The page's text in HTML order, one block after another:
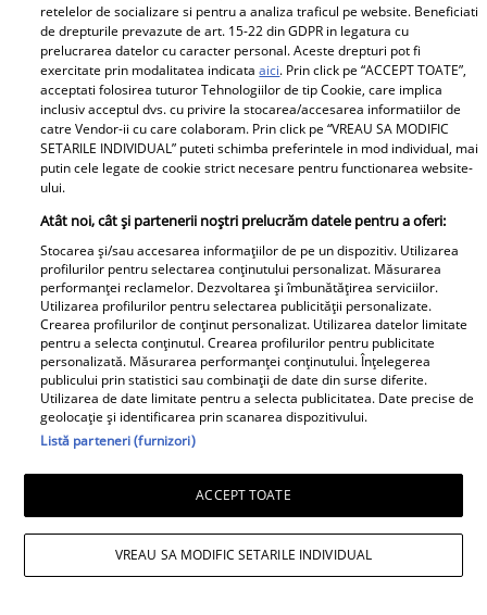
Cele cinci băuturi care
pot ajuta la menținerea
glicemiei sub control pe
timpul nopții. Ce
recomandă specialiștii
Anunț important pentru
absolvenții de
Medicină. Se schimbă
regulile examenului de
2026
Câte ore trebuie să
dormi în funcție de
vârstă. Recomandările
specialiștilor pentru un
somn sănătos
Prințul Philip și alte
vedete care au murit
chiar înainte de a
împlini 100 de ani. Ce
asociate cu longevitatea
TV Mania
retelelor de socializare si pentru a analiza traficul pe website. Beneficiati
de drepturile prevazute de art. 15-22 din GDPR in legatura cu
prelucrarea datelor cu caracter personal. Aceste drepturi pot fi
exercitate prin modalitatea indicataaici. Prin click pe “ACCEPT TOATE”,
acceptati folosirea tuturor Tehnologiilor de tip Cookie, care implica
inclusiv acceptul dvs. cu privire la stocarea/accesarea informatiilor de
catre Vendor-ii cu care colaboram. Prin click pe “VREAU SA MODIFIC
SETARILE INDIVIDUAL” puteti schimba preferintele in mod individual, mai
putin cele legate de cookie strict necesare pentru functionarea website-
ului.
Atât noi, cât și partenerii noștri prelucrăm datele pentru a oferi:
Stocarea și/sau accesarea informațiilor de pe un dispozitiv. Utilizarea
profilurilor pentru selectarea conținutului personalizat. Măsurarea
performanței reclamelor. Dezvoltarea și îmbunătățirea serviciilor.
Utilizarea profilurilor pentru selectarea publicității personalizate.
Crearea profilurilor de conținut personalizat. Utilizarea datelor limitate
pentru a selecta conținutul. Crearea profilurilor pentru publicitate
personalizată. Măsurarea performanței conținutului. Înțelegerea
publicului prin statistici sau combinații de date din surse diferite.
Utilizarea de date limitate pentru a selecta publicitatea. Date precise de
geolocație și identificarea prin scanarea dispozitivului.
Listă parteneri (furnizori)
ACCEPT TOATE
VREAU SA MODIFIC SETARILE INDIVIDUAL